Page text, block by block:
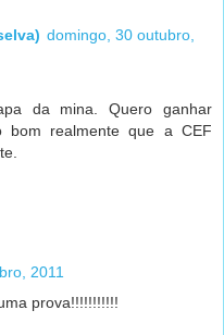
domingo, 30 outubro,
da mina. Quero ganhar
bom realmente que a CEF
2011
prova!!!!!!!!!!!